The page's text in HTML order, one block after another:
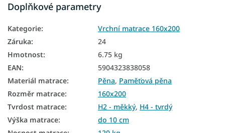
Matrace na gauč
Matrace na válendu
Tenké matrace 160x200
Vrchní matrace tvrdé
Vrchní matrace 5 cm
Doplňkové parametry
Kategorie:
Vrchní matrace 160x200
Záruka:
24
Hmotnost:
6.75 kg
EAN:
5904323838058
Materiál matrace: Pěna, Paměťová pěna
Rozměr matrace:
160x200
Tvrdost matrace: H2 - měkký, H4 - tvrdý
Výška matrace:
do 10 cm